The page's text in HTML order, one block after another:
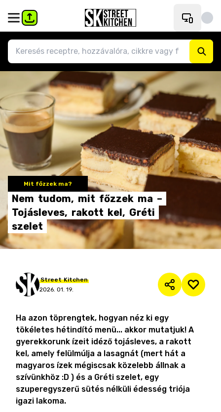
Mit főzzek ma?
Nem tudom, mit főzzek ma –
Tojásleves, rakott kel, Gréti
szelet
Street Kitchen
2026. 01. 19.
Ha azon töprengtek, hogyan néz ki egy
tökéletes hétindító menü... akkor mutatjuk! A
gyerekkorunk ízeit idéző tojásleves, a rakott
kel, amely felülmúlja a lasagnát (mert hát a
magyaros ízek mégiscsak közelebb állnak a
szívünkhöz :D ) és a Gréti szelet, egy
szuperegyszerű sütés nélküli édesség triója
igazi lakoma.